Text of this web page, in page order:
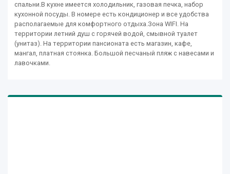
спальни.В кухне имеется холодильник, газовая печка, набор
кухонной посуды. В номере есть кондиционер и все удобства
располагаемые для комфортного отдыха.Зона WIFI. На
территории летний душ с горячей водой, смывной туалет
(унитаз). На территории пансионата есть магазин, кафе,
мангал, платная стоянка. Большой песчаный пляж с навесами и
лавочками.